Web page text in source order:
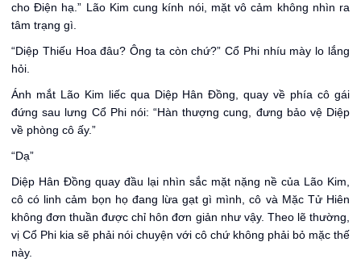
cho Điện hạ.” Lão Kim cung kính nói, mặt vô cảm không nhìn ra
tâm trạng gì.
“Diệp Thiếu Hoa đâu? Ông ta còn chứ?” Cổ Phi nhíu mày lo lắng
hỏi.
Ánh mắt Lão Kim liếc qua Diệp Hân Đồng, quay về phía cô gái
đứng sau lưng Cổ Phi nói: “Hàn thượng cung, đưng bảo vệ Diệp
về phòng cô ấy.”
“Dạ”
Diệp Hân Đồng quay đầu lại nhìn sắc mặt nặng nề của Lão Kim,
cô có linh cảm bọn họ đang lừa gạt gì mình, cô và Mặc Tử Hiên
không đơn thuần được chỉ hôn đơn giản như vậy. Theo lẽ thường,
vị Cổ Phi kia sẽ phải nói chuyện với cô chứ không phải bỏ mặc thế
này.